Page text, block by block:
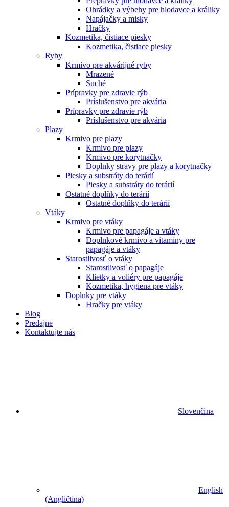
Ohrádky a výbehy pre hlodavce a králiky
Napájačky a misky
Hračky
Kozmetika, čistiace piesky
Kozmetika, čistiace piesky
Ryby
Krmivo pre akvárijné ryby
Mrazené
Suché
Prípravky pre zdravie rýb
Príslušenstvo pre akvária
Prípravky pre zdravie rýb
Príslušenstvo pre akvária
Plazy
Krmivo pre plazy
Krmivo pre plazy
Krmivo pre korytnačky
Doplnky stravy pre plazy a korytnačky
Piesky a substráty do terárií
Piesky a substráty do terárií
Ostatné doplňky do terárií
Ostatné doplňky do terárií
Vtáky
Krmivo pre vtáky
Krmivo pre papagáje a vtáky
Doplnkové krmivo a vitamíny pre
papagáje a vtáky
Starostlivosť o vtáky
Starostlivosť o papagáje
Klietky a voliéry pre papagáje
Kozmetika, hygiena pre vtáky
Doplnky pre vtáky
Hračky pre vtáky
Blog
Predajne
Kontaktujte nás
Slovenčina
English
(Angličtina)